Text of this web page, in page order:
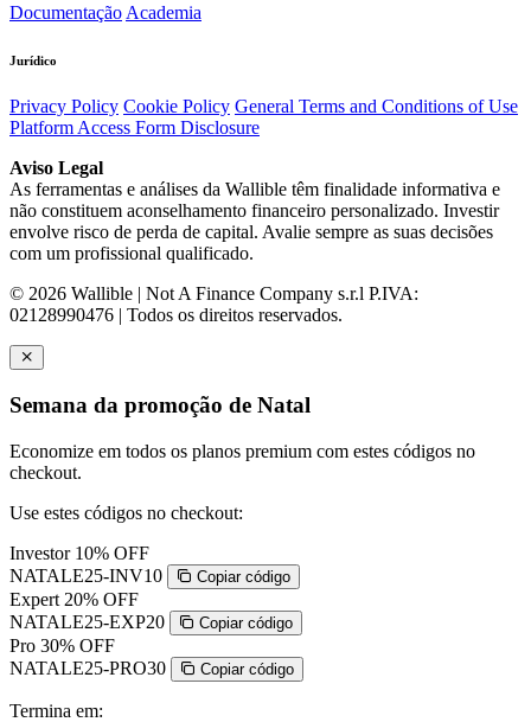
Documentação Academia
Jurídico
Privacy Policy Cookie Policy General Terms and Conditions of Use
Platform Access Form Disclosure
Aviso Legal
As ferramentas e análises da Wallible têm finalidade informativa e
não constituem aconselhamento financeiro personalizado. Investir
envolve risco de perda de capital. Avalie sempre as suas decisões
com um profissional qualificado.
© 2026 Wallible | Not A Finance Company s.r.l P.IVA:
02128990476 | Todos os direitos reservados.
Semana da promoção de Natal
Economize em todos os planos premium com estes códigos no
checkout.
Use estes códigos no checkout:
Investor 10% OFF
NATALE25-INV10
Copiar código
Expert 20% OFF
NATALE25-EXP20
Copiar código
Pro 30% OFF
NATALE25-PRO30
Copiar código
Termina em: